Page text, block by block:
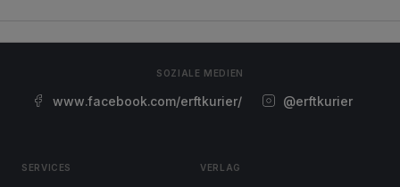
SOZIALE MEDIEN
www.facebook.com/erftkurier/ @erftkurier
SERVICES VERLAG